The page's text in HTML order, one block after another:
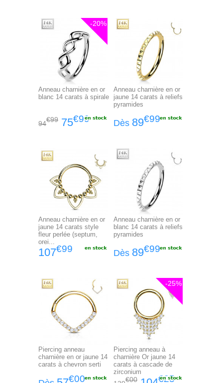
Anneau charnière en or
blanc 14 carats à spirale
94
€99 75€99
-20%
Anneau charnière en or
jaune 14 carats à reliefs
pyramides
Dès 89€99
Anneau charnière en or
jaune 14 carats style
fleur perlée (septum,
orei...
107€99
Anneau charnière en or
blanc 14 carats à reliefs
pyramides
Dès 89€99
Piercing anneau
charnière en or jaune 14
carats à chevron serti
€00
Piercing anneau à
charnière Or jaune 14
carats à cascade de
zirconium
€00 €25
-25%